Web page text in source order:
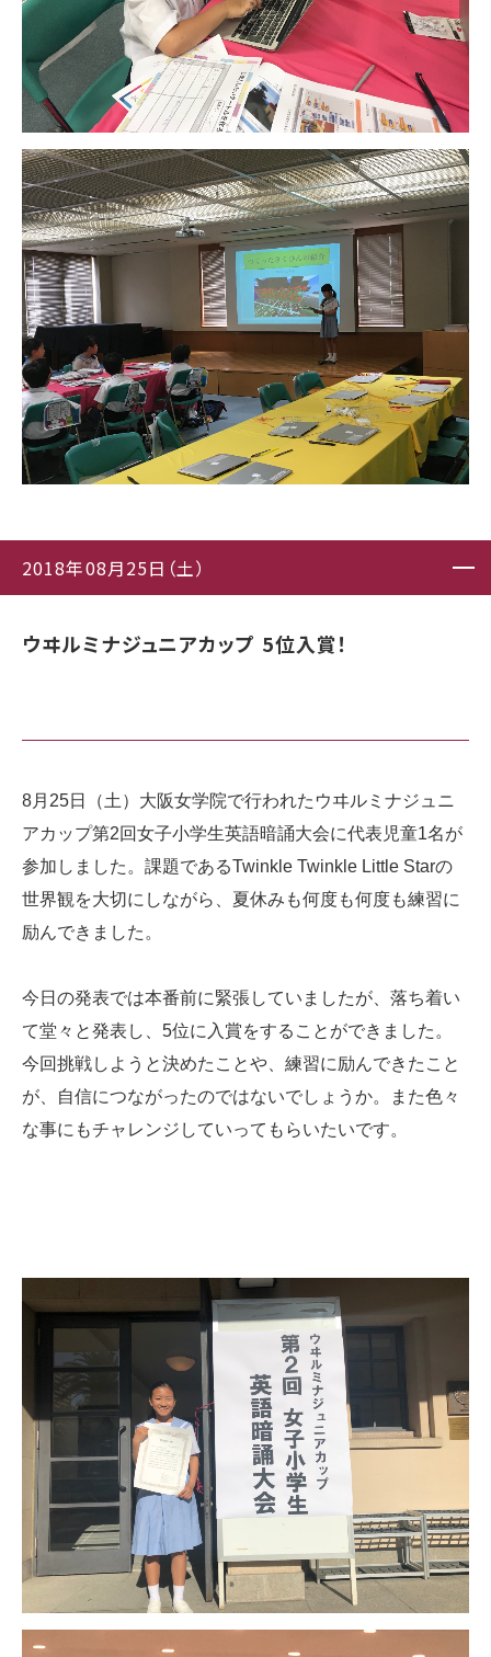
2018年08月25日（土）
ウヰルミナジュニアカップ 5位入賞！
8月25日（土） 大阪女学院で行われたウヰルミナジュニ
アカップ第2回女子小学生英語暗誦大会に代表児童1名が
参加しました。課題であるTwinkle Twinkle Little Starの
世界観を大切にしながら、 夏休みも何度も何度も練習に
励んできました。
今日の発表では本番前に緊張していましたが、 落ち着い
て堂々と発表し、5位に入賞をすることができました。
今回挑戦しようと決めたことや、練習に励んできたこと
が、
自信につながったのではないでしょうか。また色々
な事にもチャレンジしていってもらいたいです。